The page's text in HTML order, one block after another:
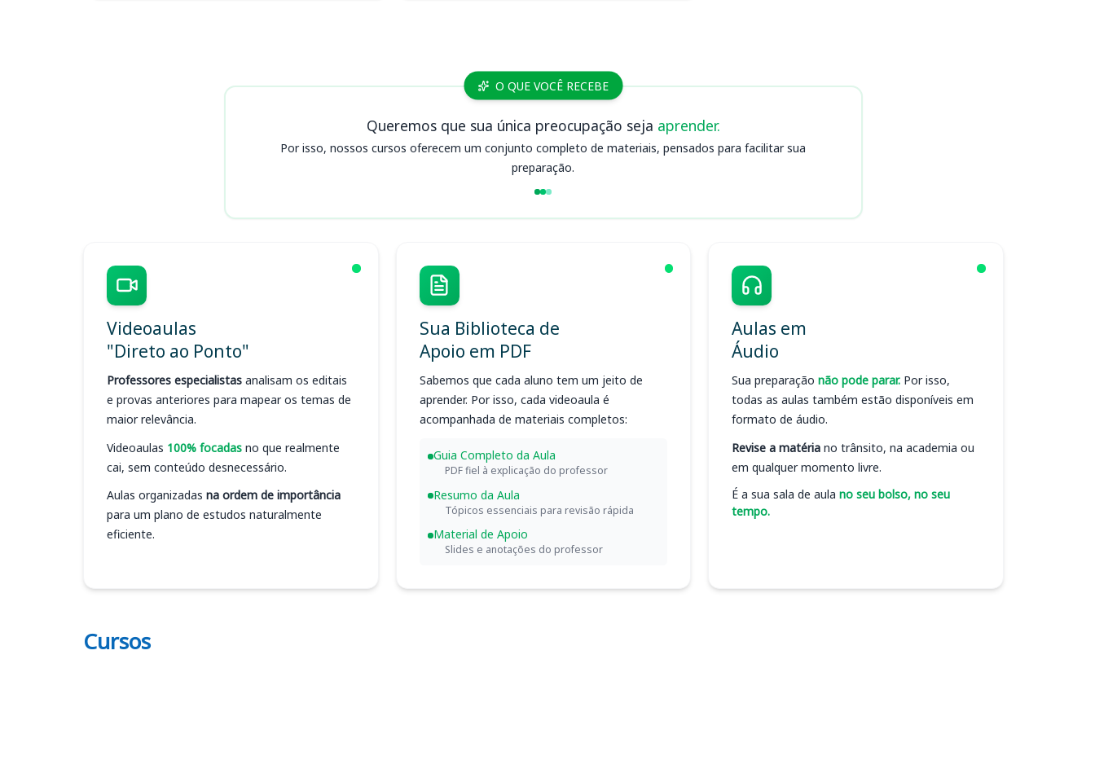
O QUE VOCÊ RECEBE
Queremos que sua única preocupação seja aprender.
Por isso, nossos cursos oferecem um conjunto completo de materiais, pensados para facilitar sua
preparação.
Videoaulas
"Direto ao Ponto"
Professores especialistas analisam os editais
e provas anteriores para mapear os temas de
maior relevância.
Videoaulas 100% focadas no que realmente
cai, sem conteúdo desnecessário.
Aulas organizadas na ordem de importância
para um plano de estudos naturalmente
eficiente.
Sua Biblioteca de
Apoio em PDF
Sabemos que cada aluno tem um jeito de
aprender. Por isso, cada videoaula é
acompanhada de materiais completos:
Guia Completo da Aula
PDF fiel à explicação do professor
Resumo da Aula
Tópicos essenciais para revisão rápida
Material de Apoio
Slides e anotações do professor
Aulas em
Áudio
Sua preparação não pode parar. Por isso,
todas as aulas também estão disponíveis em
formato de áudio.
Revise a matéria no trânsito, na academia ou
em qualquer momento livre.
É a sua sala de aula no seu bolso, no seu
tempo.
Cursos